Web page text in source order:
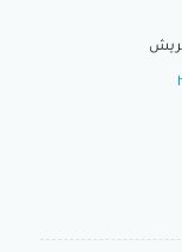
قريش